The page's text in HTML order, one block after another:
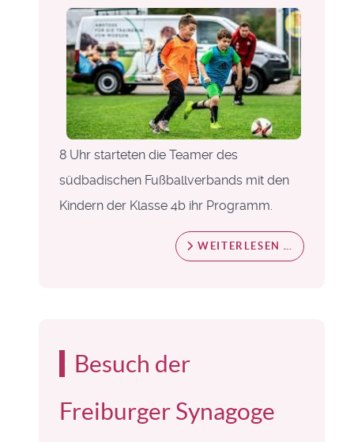
8 Uhr starteten die Teamer des
südbadischen Fußballverbands mit den
Kindern der Klasse 4b ihr Programm.
WEITERLESEN …
Besuch der
Freiburger Synagoge